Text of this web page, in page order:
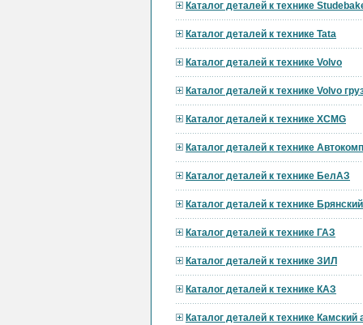
Каталог деталей к технике
Каталог деталей к технике Tata
Каталог деталей к технике Volvo
Каталог деталей к технике Volvo
Каталог деталей к технике XCMG
Каталог деталей к технике
Каталог деталей к технике БелАЗ
Каталог деталей к технике
Каталог деталей к технике ГАЗ
Каталог деталей к технике ЗИЛ
Каталог деталей к технике КАЗ
Каталог деталей к технике Камский